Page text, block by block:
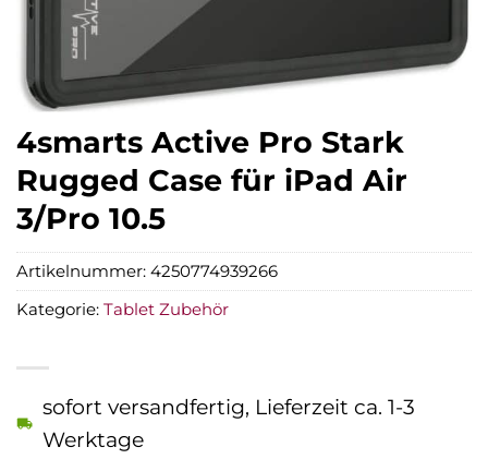
4smarts Active Pro Stark
Rugged Case für iPad Air
3/Pro 10.5
sofort versandfertig, Lieferzeit ca. 1-3
Werktage
Artikelnummer: 4250774939266
Kategorie: Tablet Zubehör